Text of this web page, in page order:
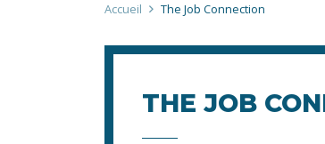
Fil
d'Ariane
Accueil The Job Connection
THE JOB